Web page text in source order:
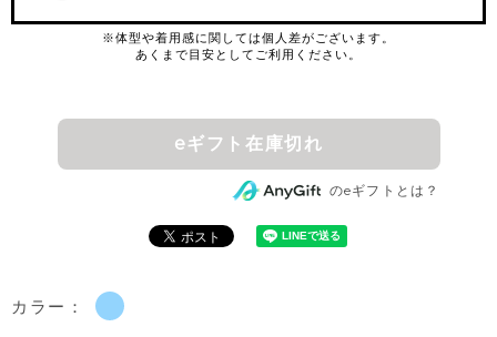
eギフト在庫切れ
のeギフトとは？
カラー：